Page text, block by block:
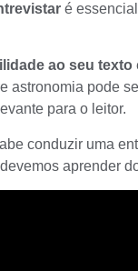
é
ao seu texto
astronomia pode
para o leitor.
conduzir uma
aprender